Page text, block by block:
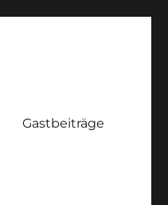
Gastbeiträge